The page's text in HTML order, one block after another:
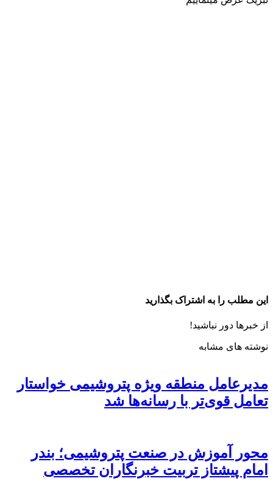
این مطلب را به اشتراک بگذارید
از خبرها دور نباشید!
نوشته های مشابه
مدیرعامل منطقه ویژه پتروشیمی خواستار
تعامل قوی‌تر با رسانه‌ها شد
محور آموزش در صنعت پتروشیمی؛ بندر
امام پیشتاز تربیت خبرنگاران تخصصی